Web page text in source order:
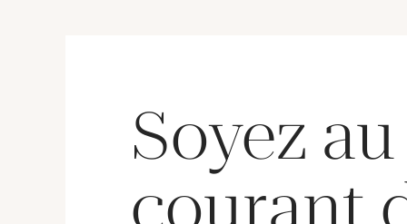
Soyez au
courant